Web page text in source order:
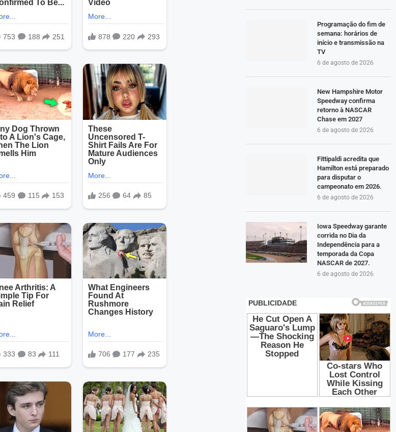
Programação do fim de
semana: horários de
início e transmissão na
TV
6 de agosto de 2026
New Hampshire Motor
Speedway confirma
retorno à NASCAR
Chase em 2027
6 de agosto de 2026
Fittipaldi acredita que
Hamilton está preparado
para disputar o
campeonato em 2026.
6 de agosto de 2026
Iowa Speedway garante
corrida no Dia da
Independência para a
temporada da Copa
NASCAR de 2027.
6 de agosto de 2026